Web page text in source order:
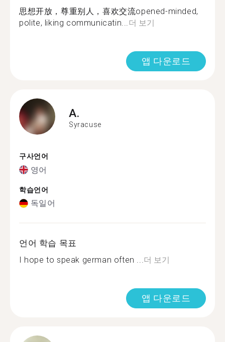
思想开放，尊重别人，喜欢交流opened-minded,
polite, liking communicatin...더 보기
앱 다운로드
A.
Syracuse
구사언어
영어
학습언어
독일어
언어 학습 목표
I hope to speak german often ...더 보기
앱 다운로드